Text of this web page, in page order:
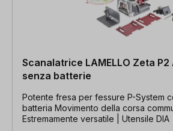
Scanalatrice LAMELLO Zeta P2
senza batterie
Potente fresa per fessure P-System
batteria Movimento della corsa
Estremamente versatile | Utensile DIA